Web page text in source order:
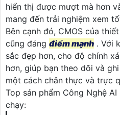
hiển thị được mượt mà hơn
mang đến trải nghiệm xem
Bên cạnh đó, CMOS của
cũng đáng điểm mạnh . Với
sắc đẹp hơn, cho độ chính
hơn, giúp bạn theo dõi và
một cách chân thực và trực
Top sản phẩm Công Nghệ
chạy: